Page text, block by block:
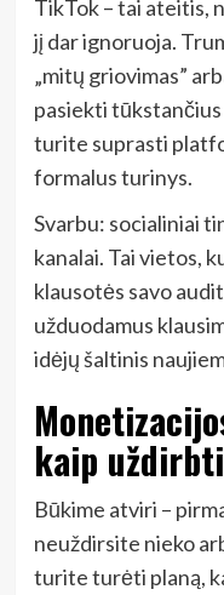
TikTok – tai ateitis,
jį dar ignoruoja.
„mitų griovimas”
pasiekti tūkstančius
turite suprasti
formalus turinys.
Svarbu: socialiniai
kanalai. Tai vietos,
klausotės savo
užduodamus
idėjų šaltinis
kaip uždirbti
Būkime atviri –
neuždirsite nieko
turite turėti planą,